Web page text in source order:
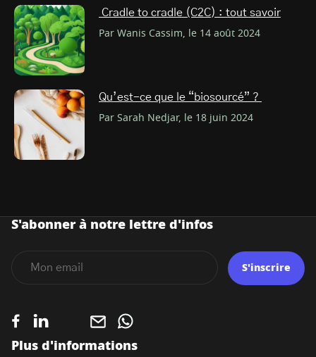
Cradle to cradle (C2C) : tout savoir
Par Wanis Cassim, le 14 août 2024
Qu’est-ce que le “biosourcé” ?
Par Sarah Nedjar, le 18 juin 2024
Plus d'informations
S'abonner à notre lettre d'infos
S'inscrire